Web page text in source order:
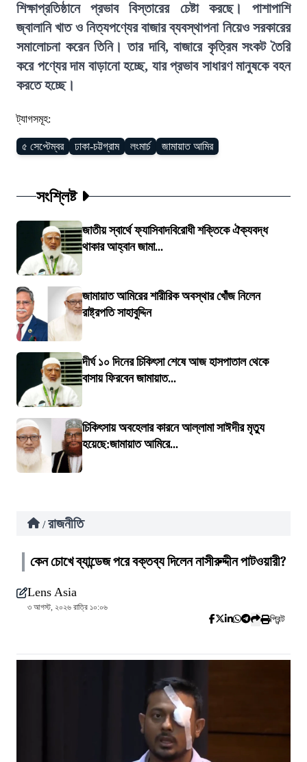
শিক্ষাপ্রতিষ্ঠানে প্রভাব বিস্তারের চেষ্টা করছে। পাশাপাশি
জ্বালানি খাত ও নিত্যপণ্যের বাজার ব্যবস্থাপনা নিয়েও সরকারের
সমালোচনা করেন তিনি। তার দাবি, বাজারে কৃত্রিম সংকট তৈরি
করে পণ্যের দাম বাড়ানো হচ্ছে, যার প্রভাব সাধারণ মানুষকে বহন
করতে হচ্ছে।
ট্যাগসমূহ:
৫ সেপ্টেম্বর ঢাকা-চট্টগ্রাম লংমার্চ জামায়াত আমির
সংশ্লিষ্ট
জাতীয় স্বার্থে ফ্যাসিবাদবিরোধী শক্তিকে ঐক্যবদ্ধ
থাকার আহ্বান জামা...
জামায়াত আমিরের শারীরিক অবস্থার খোঁজ নিলেন
রাষ্ট্রপতি সাহাবুদ্দিন
দীর্ঘ ১০ দিনের চিকিৎসা শেষে আজ হাসপাতাল থেকে
বাসায় ফিরবেন জামায়াত...
চিকিৎসায় অবহেলার কারনে আল্লামা সাঈদীর মৃত্যু
হয়েছে:জামায়াত আমিরে...
/ রাজনীতি
কেন চোখে ব্যান্ডেজ পরে বক্তব্য দিলেন নাসীরুদ্দীন পাটওয়ারী?
Lens Asia
৩ আগস্ট, ২০২৬ রাত্রি ১০:০৬
প্রিন্ট